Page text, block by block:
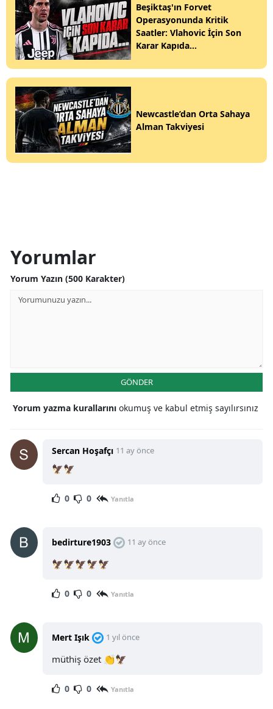
Beşiktaş'ın Forvet
Operasyonunda Kritik
Saatler: Vlahovic İçin Son
Karar Kapıda...
Newcastle’dan Orta Sahaya
Alman Takviyesi
Yorumlar
Yorum Yazın (500 Karakter)
GÖNDER
Yorum yazma kurallarını okumuş ve kabul etmiş sayılırsınız
Sercan Hoşafçı 11 ay önce
🦅🦅
0 0 Yanıtla
bedirture1903 11 ay önce
🦅🦅🦅🦅🦅
0 0 Yanıtla
Mert Işık 1 yıl önce
müthiş özet 👏🦅
0 0 Yanıtla